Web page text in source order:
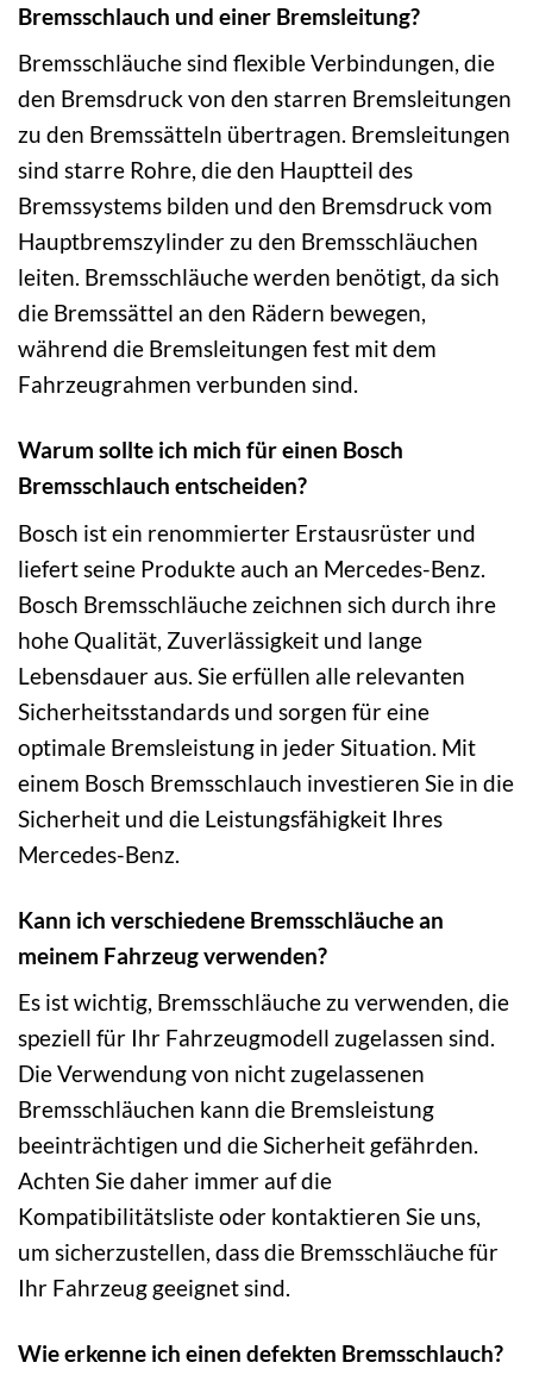
Bremsschlauch und einer Bremsleitung?
Bremsschläuche sind flexible Verbindungen, die
den Bremsdruck von den starren Bremsleitungen
zu den Bremssätteln übertragen. Bremsleitungen
sind starre Rohre, die den Hauptteil des
Bremssystems bilden und den Bremsdruck vom
Hauptbremszylinder zu den Bremsschläuchen
leiten. Bremsschläuche werden benötigt, da sich
die Bremssättel an den Rädern bewegen,
während die Bremsleitungen fest mit dem
Fahrzeugrahmen verbunden sind.
Warum sollte ich mich für einen Bosch
Bremsschlauch entscheiden?
Bosch ist ein renommierter Erstausrüster und
liefert seine Produkte auch an Mercedes-Benz.
Bosch Bremsschläuche zeichnen sich durch ihre
hohe Qualität, Zuverlässigkeit und lange
Lebensdauer aus. Sie erfüllen alle relevanten
Sicherheitsstandards und sorgen für eine
optimale Bremsleistung in jeder Situation. Mit
einem Bosch Bremsschlauch investieren Sie in die
Sicherheit und die Leistungsfähigkeit Ihres
Mercedes-Benz.
Kann ich verschiedene Bremsschläuche an
meinem Fahrzeug verwenden?
Es ist wichtig, Bremsschläuche zu verwenden, die
speziell für Ihr Fahrzeugmodell zugelassen sind.
Die Verwendung von nicht zugelassenen
Bremsschläuchen kann die Bremsleistung
beeinträchtigen und die Sicherheit gefährden.
Achten Sie daher immer auf die
Kompatibilitätsliste oder kontaktieren Sie uns,
um sicherzustellen, dass die Bremsschläuche für
Ihr Fahrzeug geeignet sind.
Wie erkenne ich einen defekten Bremsschlauch?